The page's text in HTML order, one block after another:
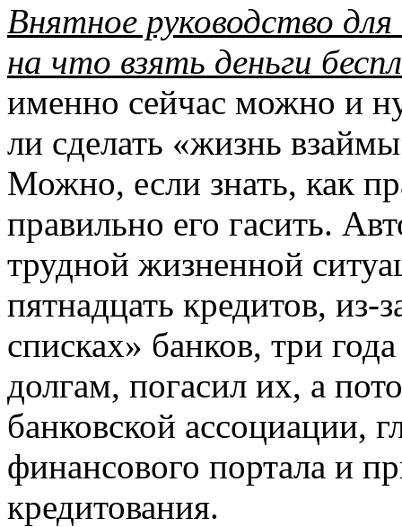
Внятное руководство для
на что взять деньги
именно сейчас можно и
ли сделать «жизнь
Можно, если знать, как
правильно его гасить.
трудной жизненной
пятнадцать кредитов,
списках» банков, три
долгам, погасил их, а
банковской ассоциации,
финансового портала и
кредитования.